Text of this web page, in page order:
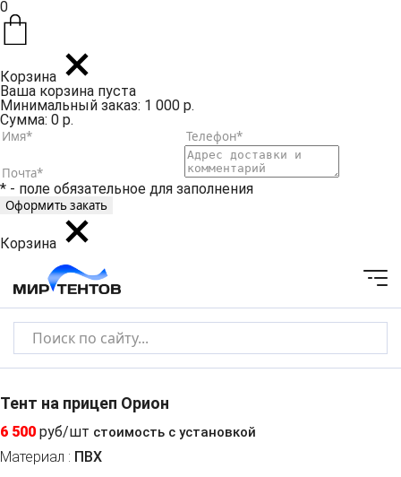
0
Корзина
Ваша корзина пуста
Минимальный заказ: 1 000 р.
Сумма: 0 р.
* - поле обязательное для заполнения
Корзина
Тент на прицеп Орион
6 500 руб/шт стоимость с установкой
Материал : ПВХ